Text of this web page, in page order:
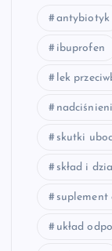
antybiotyk
ibuprofen
lek
skutki
skład i
suplement
układ